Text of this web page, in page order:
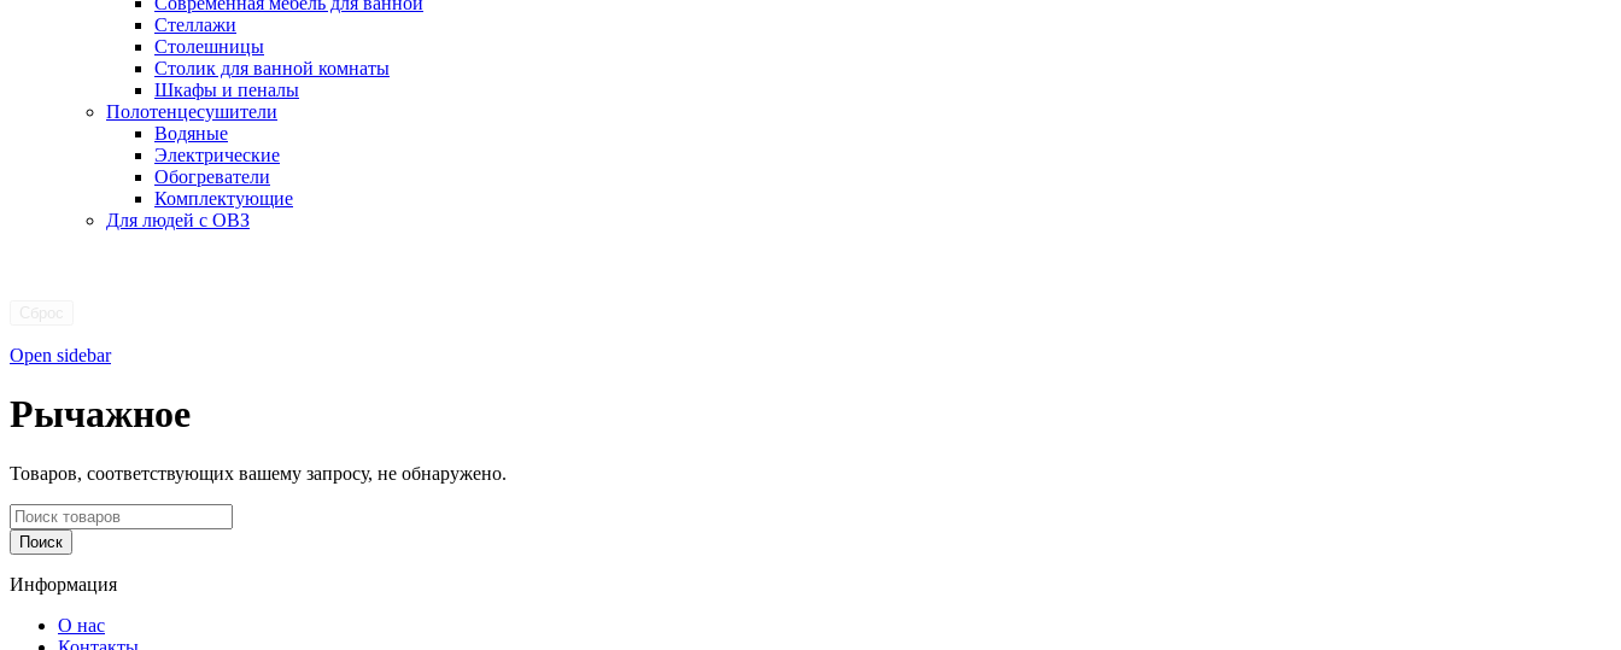
Стеллажи
Столешницы
Столик для ванной комнаты
Шкафы и пеналы
Полотенцесушители
Водяные
Электрические
Обогреватели
Комплектующие
Для людей с ОВЗ
Open sidebar
Рычажное
Товаров, соответствующих вашему запросу, не обнаружено.
Поиск
Информация
О нас